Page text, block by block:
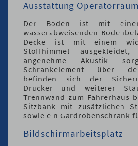
Ausstattung Operatorraum
Der Boden ist mit
wasserabweisenden
Decke ist mit einem
Stoffhimmel
angenehme Akustik
Schrankelement über
befinden sich der
Drucker und weiterer
Trennwand zum Fahrerhaus
Sitzbank mit zusätzlichen
sowie ein Gardrobenschrank
Bildschirmarbeitsplatz